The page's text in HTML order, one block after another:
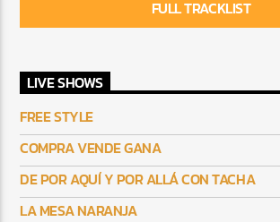
FULL TRACKLIST
LIVE SHOWS
FREE STYLE
COMPRA VENDE GANA
DE POR AQUÍ Y POR ALLÁ CON TACHA
LA MESA NARANJA